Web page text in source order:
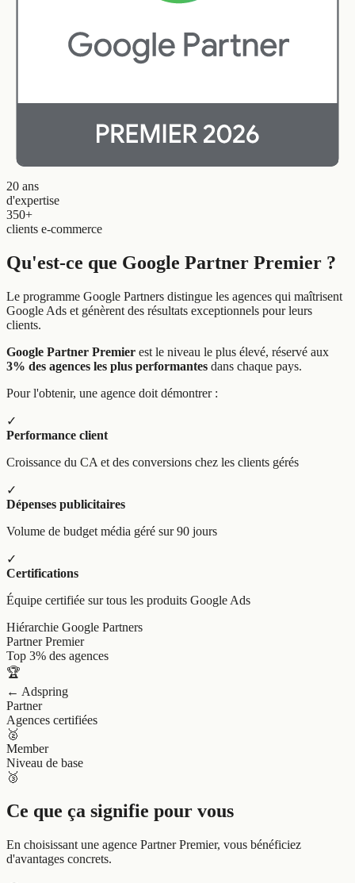
20 ans
d'expertise
350+
clients e-commerce
Qu'est-ce que Google Partner Premier ?
Le programme Google Partners distingue les agences qui maîtrisent
Google Ads et génèrent des résultats exceptionnels pour leurs
clients.
Google Partner Premier est le niveau le plus élevé, réservé aux
3% des agences les plus performantes dans chaque pays.
Pour l'obtenir, une agence doit démontrer :
✓
Performance client
Croissance du CA et des conversions chez les clients gérés
✓
Dépenses publicitaires
Volume de budget média géré sur 90 jours
✓
Certifications
Équipe certifiée sur tous les produits Google Ads
Hiérarchie Google Partners
Partner Premier
Top 3% des agences
🏆
← Adspring
Partner
Agences certifiées
🥈
Member
Niveau de base
🥉
Ce que ça signifie pour vous
En choisissant une agence Partner Premier, vous bénéficiez
d'avantages concrets.